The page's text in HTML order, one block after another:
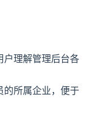
户理解管理后台各
的所属企业，便于